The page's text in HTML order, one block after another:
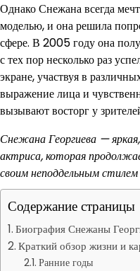
Однако Снежана всегда
моделью, и она решила
сфере. В 2005 году она
с тех пор несколько раз
экране, участвуя в
выражение лица и
вызывают восторг у
Снежана Георгиева —
актриса, которая
своим неподдельным
Содержание страницы
Биография Снежаны
Краткий обзор жизни и
Ранние годы